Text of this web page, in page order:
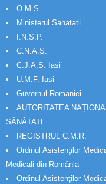
O.M.S
Ministerul Sanatatii
I.N.S.P.
C.N.A.S.
C.J.A.S. Iasi
U.M.F. Iasi
Guvernul Romaniei
AUTORITATEA
SĂNĂTATE
REGISTRUL C.M.R.
Ordinul Asistenţilor
Medicali din România
Ordinul Asistenţilor